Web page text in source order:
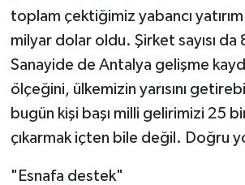
toplam çektiğimiz yabancı
milyar dolar oldu. Şirket sayısı
Sanayide de Antalya gelişme
ölçeğini, ülkemizin yarısını
bugün kişi başı milli gelirimizi 25
çıkarmak içten bile değil. Doğru
"Esnafa destek"